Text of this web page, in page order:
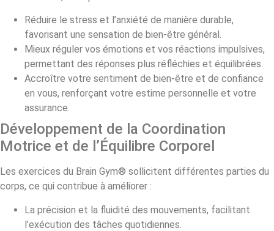
Réduire le stress et l’anxiété de manière durable,
favorisant une sensation de bien-être général.
Mieux réguler vos émotions et vos réactions impulsives,
permettant des réponses plus réfléchies et équilibrées.
Accroître votre sentiment de bien-être et de confiance
en vous, renforçant votre estime personnelle et votre
assurance.
Développement de la Coordination
Motrice et de l’Équilibre Corporel
Les exercices du Brain Gym® sollicitent différentes parties du
corps, ce qui contribue à améliorer :
La précision et la fluidité des mouvements, facilitant
l’exécution des tâches quotidiennes.